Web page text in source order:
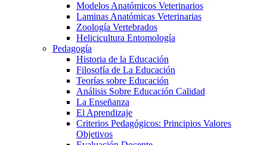
Modelos Anatómicos Veterinarios
Laminas Anatómicas Veterinarias
Zoología Vertebrados
Helicicultura Entomología
Pedagogía
Historia de la Educación
Filosofía de La Educación
Teorías sobre Educación
Análisis Sobre Educación Calidad
La Enseñanza
El Aprendizaje
Criterios Pedagógicos: Principios Valores
Objetivos